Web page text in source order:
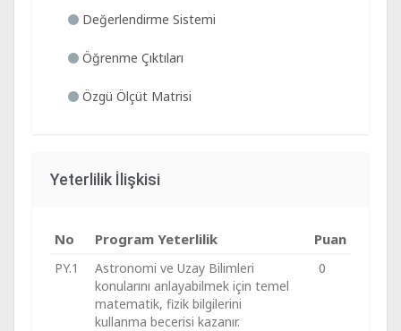
Değerlendirme Sistemi
Öğrenme Çıktıları
Özgü Ölçüt Matrisi
Yeterlilik İlişkisi
No Program Yeterlilik Puan
PY.1
Astronomi ve Uzay Bilimleri
konularını anlayabilmek için temel
matematik, fizik bilgilerini
kullanma becerisi kazanır.
0